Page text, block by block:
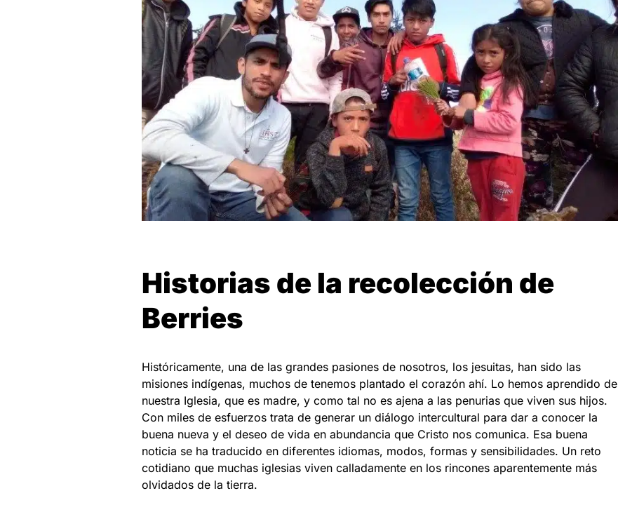
Historias de la recolección de
Berries
Históricamente, una de las grandes pasiones de nosotros, los jesuitas, han sido las
misiones indígenas, muchos de tenemos plantado el corazón ahí. Lo hemos aprendido de
nuestra Iglesia, que es madre, y como tal no es ajena a las penurias que viven sus hijos.
Con miles de esfuerzos trata de generar un diálogo intercultural para dar a conocer la
buena nueva y el deseo de vida en abundancia que Cristo nos comunica. Esa buena
noticia se ha traducido en diferentes idiomas, modos, formas y sensibilidades. Un reto
cotidiano que muchas iglesias viven calladamente en los rincones aparentemente más
olvidados de la tierra.